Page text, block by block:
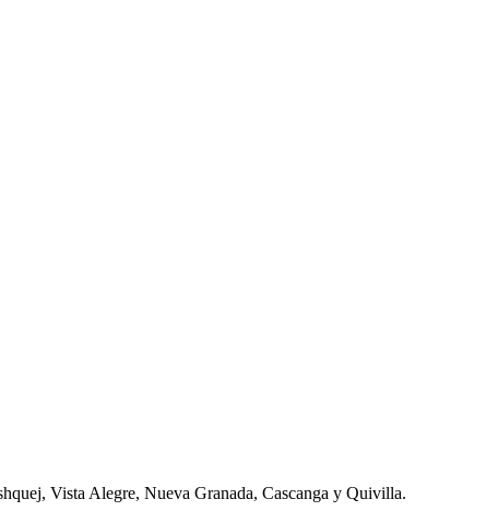
Vista Alegre, Nueva Granada, Cascanga y Quivilla.